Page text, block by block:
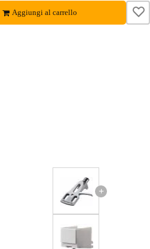
Aggiungi al carrello
+